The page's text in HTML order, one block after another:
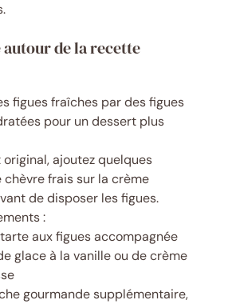
de la recette
figues fraîches par des figues
pour un dessert plus
original, ajoutez quelques
chèvre frais sur la crème
de disposer les figues.
:
aux figues accompagnée
glace à la vanille ou de crème
gourmande supplémentaire,